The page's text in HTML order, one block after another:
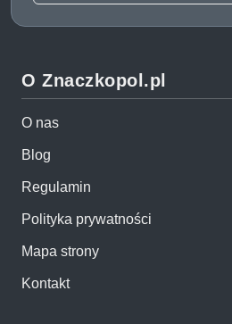
O Znaczkopol.pl
O nas
Blog
Regulamin
Polityka prywatności
Mapa strony
Kontakt